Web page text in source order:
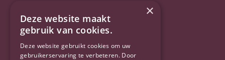
YouTube
×
Deze website maakt
gebruik van cookies.
Deze website gebruikt cookies om uw
gebruikerservaring te verbeteren. Door